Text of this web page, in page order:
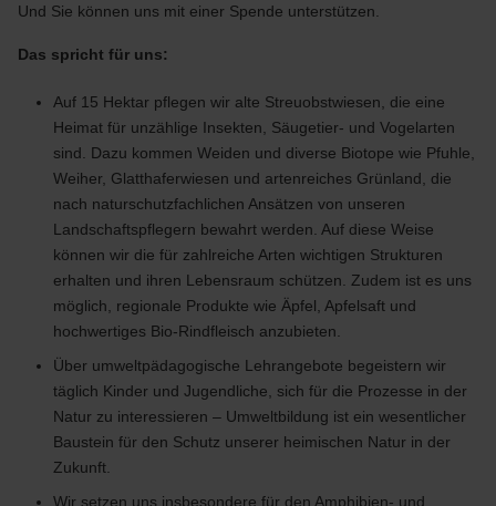
Und Sie können uns mit einer Spende unterstützen.
Das spricht für uns:
Auf 15 Hektar pflegen wir alte Streuobstwiesen, die eine
Heimat für unzählige Insekten, Säugetier- und Vogelarten
sind. Dazu kommen Weiden und diverse Biotope wie Pfuhle,
Weiher, Glatthaferwiesen und artenreiches Grünland, die
nach naturschutzfachlichen Ansätzen von unseren
Landschaftspflegern bewahrt werden. Auf diese Weise
können wir die für zahlreiche Arten wichtigen Strukturen
erhalten und ihren Lebensraum schützen. Zudem ist es uns
möglich, regionale Produkte wie Äpfel, Apfelsaft und
hochwertiges Bio-Rindfleisch anzubieten.
Über umweltpädagogische Lehrangebote begeistern wir
täglich Kinder und Jugendliche, sich für die Prozesse in der
Natur zu interessieren – Umweltbildung ist ein wesentlicher
Baustein für den Schutz unserer heimischen Natur in der
Zukunft.
Wir setzen uns insbesondere für den Amphibien- und